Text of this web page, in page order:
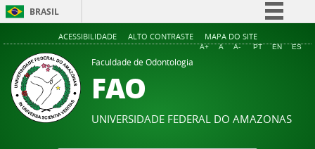
BRASIL
Simplifique!
Legislação
Canais
ACESSIBILIDADE ALTO CONTRASTE MAPA DO SITE
A+ A A- PT EN ES
Faculdade de Odontologia
FAO
UNIVERSIDADE FEDERAL DO AMAZONAS